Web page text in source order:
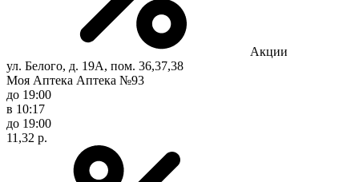
Акции
ул. Белого, д. 19А, пом. 36,37,38
Моя Аптека Аптека №93
до 19:00
в 10:17
до 19:00
11,32 р.